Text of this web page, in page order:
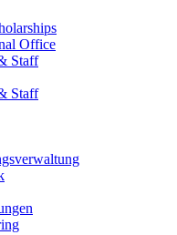
Office
Staff
Staff